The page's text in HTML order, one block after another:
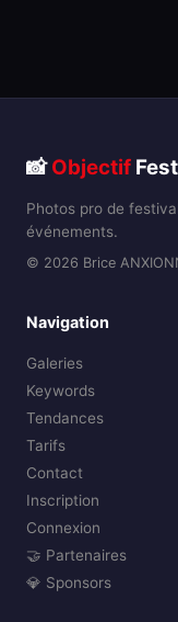
📸Objectif
Photos pro de
événements.
© 2026 Brice
Navigation
Galeries
Keywords
Tendances
Tarifs
Contact
Inscription
Connexion
🤝 Partenaires
💎 Sponsors